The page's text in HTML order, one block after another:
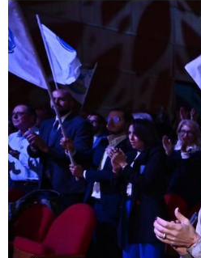
Altrecose
Mondiali calcio 2026